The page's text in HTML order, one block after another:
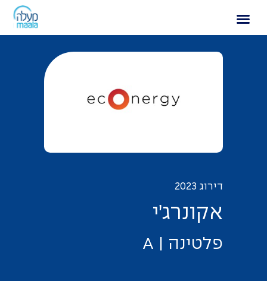
אקונרג׳י
דירוג 2023
אקונרג׳י
פלטינ ה A